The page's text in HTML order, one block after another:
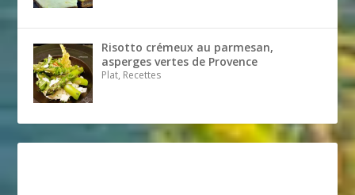
Risotto crémeux au parmesan,
asperges vertes de Provence
Plat, Recettes